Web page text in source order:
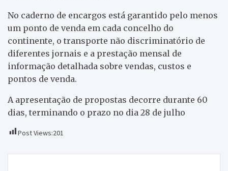
No caderno de encargos está garantido pelo menos
um ponto de venda em cada concelho do
continente, o transporte não discriminatório de
diferentes jornais e a prestação mensal de
informação detalhada sobre vendas, custos e
pontos de venda.
A apresentação de propostas decorre durante 60
dias, terminando o prazo no dia 28 de julho
Post Views:201